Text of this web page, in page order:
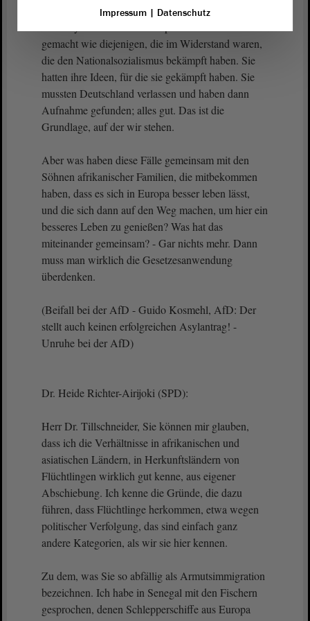
gemacht wie diejenigen, die im Widerstand waren,
die den Nationalsozialismus bekämpft haben. Sie
hatten ihre Ideen, für die sie gekämpft haben. Sie
mussten Deutschland verlassen und haben dann
Aufnahme gefunden; alles gut. Das ist die
Grundlage, auf der wir stehen.
Aber was haben diese Fälle gemeinsam mit den
Söhnen afrikanischer Familien, die mitbekommen
haben, dass es sich in Europa besser leben lässt,
und die sich dann auf den Weg machen, um hier ein
besseres Leben zu genießen? Was hat das
miteinander gemeinsam? - Gar nichts mehr. Dann
muss man wirklich die Gesetzesanwendung
überdenken.
(Beifall bei der AfD - Guido Kosmehl, AfD: Der
stellt auch keinen erfolgreichen Asylantrag! -
Unruhe bei der AfD)
Dr. Heide Richter-Airijoki (SPD):
Herr Dr. Tillschneider, Sie können mir glauben,
dass ich die Verhältnisse in afrikanischen und
asiatischen Ländern, in Herkunftsländern von
Flüchtlingen wirklich gut kenne, aus eigener
Abschiebung. Ich kenne die Gründe, die dazu
führen, dass Flüchtlinge herkommen, etwa wegen
politischer Verfolgung, das sind einfach ganz
andere Kategorien, als wir sie hier kennen.
Zu dem, was Sie so abfällig als Armutsimmigration
bezeichnen. Ich habe in Senegal mit den Fischern
gesprochen, denen Schlepperschiffe aus Europa
Impressum| Datenschutz